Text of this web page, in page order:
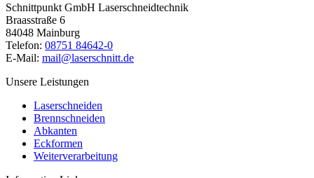
Schnittpunkt GmbH Laserschneidtechnik
Braasstraße 6
84048 Mainburg
Telefon: 08751 84642-0
E-Mail: mail@laserschnitt.de
Unsere Leistungen
Laserschneiden
Brennschneiden
Abkanten
Eckformen
Weiterverarbeitung